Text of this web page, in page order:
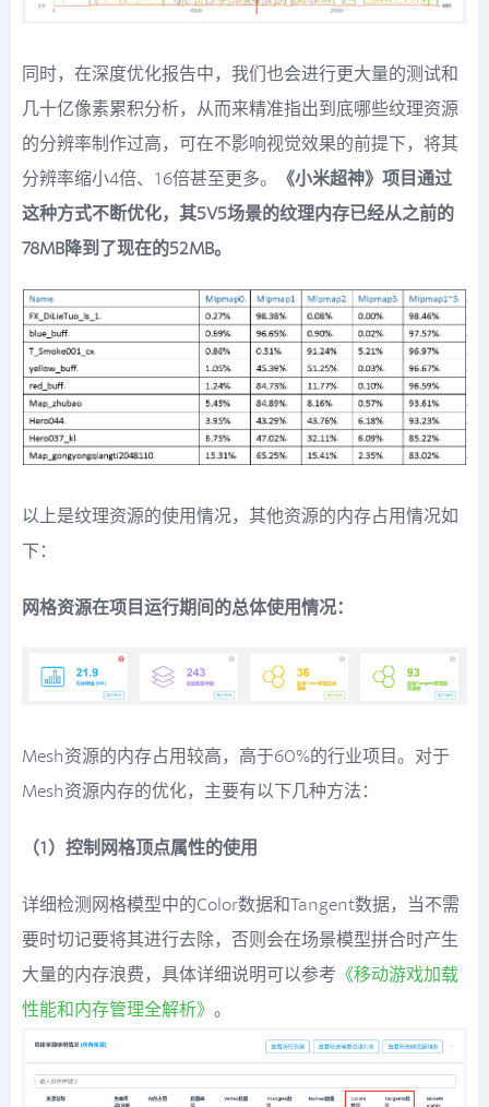
同时，在深度优化报告中，我们也会进行更大量的测试和
几十亿像素累积分析，从而来精准指出到底哪些纹理资源
的分辨率制作过高，可在不影响视觉效果的前提下，将其
分辨率缩小4倍、16倍甚至更多。
《小米超神》项目通过
这种方式不断优化，其5V5场景的纹理内存已经从之前的
78MB降到了现在的52MB。
以上是纹理资源的使用情况，其他资源的内存占用情况如
下：
网格资源在项目运行期间的总体使用情况：
Mesh资源的内存占用较高，高于60%的行业项目。对于
Mesh资源内存的优化，主要有以下几种方法：
（1）控制网格顶点属性的使用
详细检测网格模型中的Color数据和Tangent数据，当不需
要时切记要将其进行去除，否则会在场景模型拼合时产生
大量的内存浪费，具体详细说明可以参考 《移动游戏加载
性能和内存管理全解析》 。